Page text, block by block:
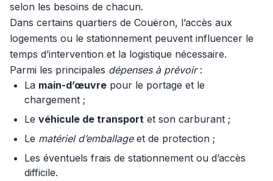
selon les besoins de chacun.
Dans certains quartiers de Couëron, l’accès aux
logements ou le stationnement peuvent influencer le
temps d’intervention et la logistique nécessaire.
Parmi les principales dépenses à prévoir:
La main-d’œuvre pour le portage et le
chargement ;
Le véhicule de transport et son carburant ;
Le matériel d’emballageet de protection ;
Les éventuels frais de stationnement ou d’accès
difficile.